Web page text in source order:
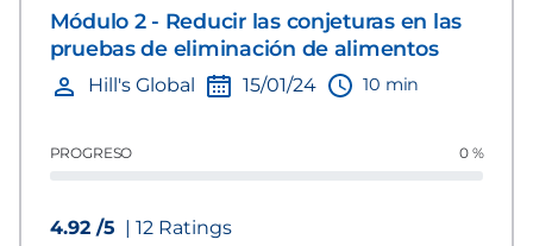
Módulo 2 - Reducir las conjeturas en las
pruebas de eliminación de alimentos
Hill's Global 15/01/24 10 min
PROGRESO 0 %
4.92 /5 | 12 Ratings